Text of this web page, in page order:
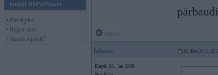
Ienākt BMWPower
• Pieslēgties
• Reģistrēties
• Aizmirsi paroli?
labaiss 08. Dec 2019,
Kopš: 03. Jan 2008